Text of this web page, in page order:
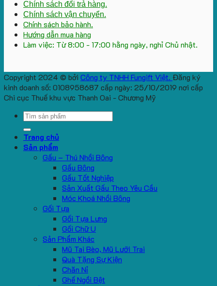
Chính sách đổi trả hàng.
Chính sách vận chuyển.
Chính sách bảo hành.
Hướng dẫn mua hàng
Làm việc: Từ 8:00 - 17:00 hằng ngày, nghỉ Chủ nhật.
Copyright 2024 © bởi Công ty TNHH Fungift Việt. Đăng ký
kinh doanh số: 0108958687 cấp ngày: 25/10/2019 nơi cấp
Chi cục Thuế khu vực Thanh Oai - Chương Mỹ
Search
Trang chủ
Sản phẩm
Gấu – Thú Nhồi Bông
Gấu Bông
Gấu Tốt Nghiệp
Sản Xuất Gấu Theo Yêu Cầu
Móc Khoá Nhồi Bông
Gối Tựa
Gối Tựa Lưng
Gối Chữ U
Sản Phẩm Khác
Mũ Tai Bèo, Mũ Lưỡi Trai
Quà Tặng Sự Kiện
Chăn Nỉ
Ghế Ngồi Bệt